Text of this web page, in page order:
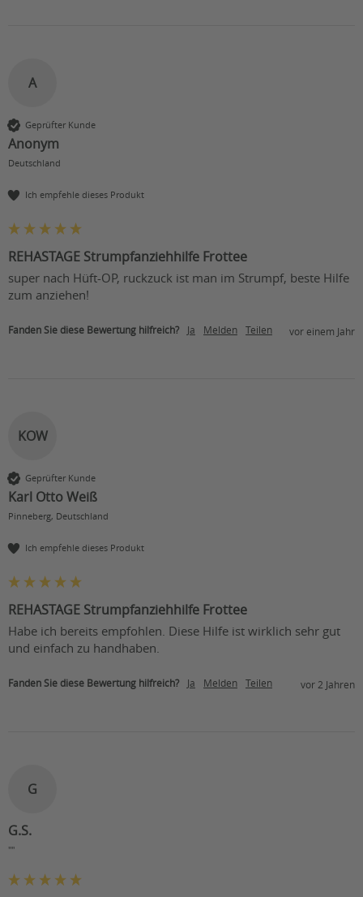
A
Geprüfter Kunde
Anonym
Deutschland
Ich empfehle dieses Produkt
REHASTAGE Strumpfanziehhilfe Frottee
super nach Hüft-OP, ruckzuck ist man im Strumpf, beste Hilfe
zum anziehen!
Fanden Sie diese Bewertung hilfreich? Ja Melden Teilen vor einem Jahr
KOW
Geprüfter Kunde
Karl Otto Weiß
Pinneberg, Deutschland
Ich empfehle dieses Produkt
REHASTAGE Strumpfanziehhilfe Frottee
Habe ich bereits empfohlen. Diese Hilfe ist wirklich sehr gut
und einfach zu handhaben.
Fanden Sie diese Bewertung hilfreich? Ja Melden Teilen vor 2 Jahren
G
G.S.
""